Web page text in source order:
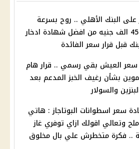
على البنك الأهلي .. روح بسرعة
اقبض 45 الف جنيه من افضل شهادة ادخار
قبل قرار سعر الفائدة
العيش بقي رسمي .. قرار هام
بشأن رغيف الخبز المدعم بعد
والسولار
سعر اسطوانات البوتاجاز : هاتي
وتعالي اقولك ازاي توفري غاز
.. فكرة متخطرش علي بال مخلوق